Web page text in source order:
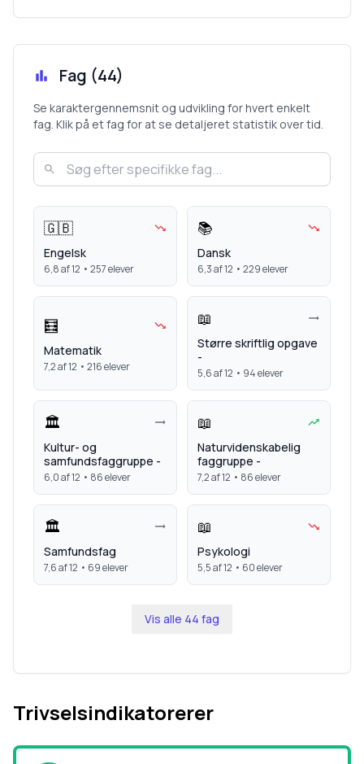
Fag (44)
Se karaktergennemsnit og udvikling for hvert enkelt
fag. Klik på et fag for at se detaljeret statistik over tid.
🇬🇧
Engelsk
6,8af 12 • 257elever
📚
Dansk
6,3af 12 • 229elever
🧮
Matematik
7,2af 12 • 216elever
📖
Større skriftlig opgave
-
5,6af 12 • 94elever
🏛️
Kultur- og
samfundsfaggruppe -
6,0af 12 • 86elever
📖
Naturvidenskabelig
faggruppe -
7,2af 12 • 86elever
🏛️
Samfundsfag
7,6af 12 • 69elever
📖
Psykologi
5,5af 12 • 60elever
Vis alle 44 fag
Trivselsindikatorerer